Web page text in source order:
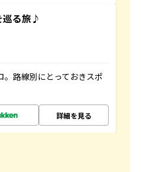
巡る旅♪
路線別にとっておきスポ
詳細を見る